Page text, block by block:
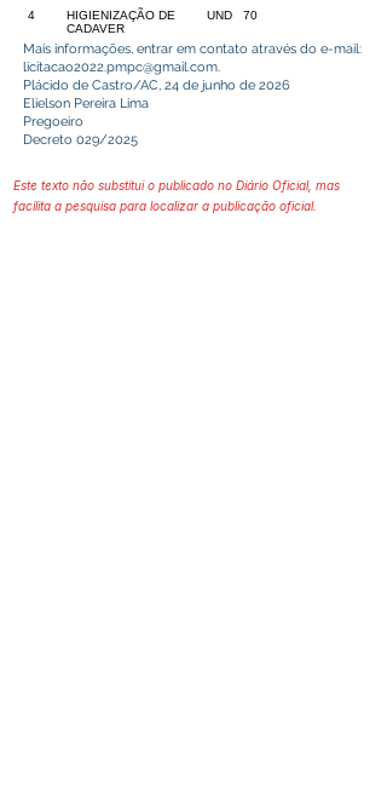
4
HIGIENIZAÇÃO DE
CADAVER
UND 70
Mais informações, entrar em contato através do e-mail:
licitacao2022.pmpc@gmail.com.
Plácido de Castro/AC, 24 de junho de 2026
Elielson Pereira Lima
Pregoeiro
Decreto 029/2025
Este texto não substitui o publicado no Diário Oficial, mas
facilita a pesquisa para localizar a publicação oficial.